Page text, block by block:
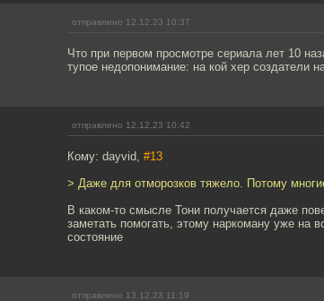
отправлено 12.12.23 10:37
Что при первом просмотре сериала лет 10
тупое недопонимание: на кой хер создатели
отправлено 12.12.23 10:42
Кому: dayvid, #13
> Даже для отморозков тяжело. Потому
В каком-то смысле Тони получается даже
заметать помогать, этому наркоману уже на
состояние
отправлено 13.12.23 11:19